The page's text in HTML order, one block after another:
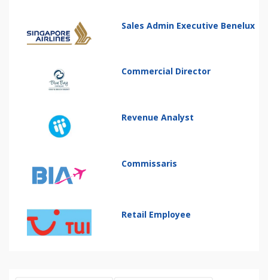
Sales Admin Executive Benelux
Commercial Director
Revenue Analyst
Commissaris
Retail Employee